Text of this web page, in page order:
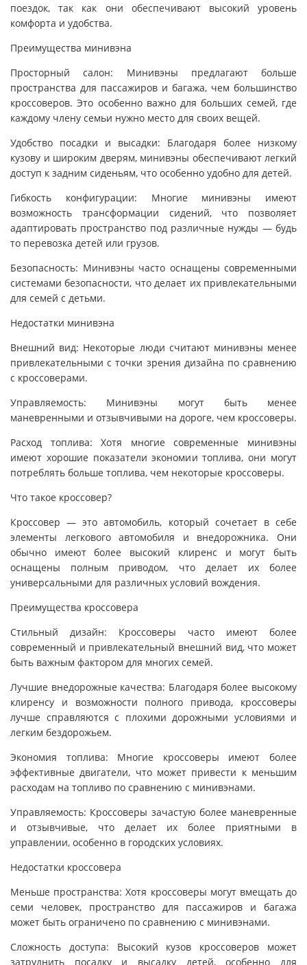
поездок, так как они обеспечивают высокий уровень
комфорта и удобства.
Преимущества минивэна
Просторный салон: Минивэны предлагают больше
пространства для пассажиров и багажа, чем большинство
кроссоверов. Это особенно важно для больших семей, где
каждому члену семьи нужно место для своих вещей.
Удобство посадки и высадки: Благодаря более низкому
кузову и широким дверям, минивэны обеспечивают легкий
доступ к задним сиденьям, что особенно удобно для детей.
Гибкость конфигурации: Многие минивэны имеют
возможность трансформации сидений, что позволяет
адаптировать пространство под различные нужды — будь
то перевозка детей или грузов.
Безопасность: Минивэны часто оснащены современными
системами безопасности, что делает их привлекательными
для семей с детьми.
Недостатки минивэна
Внешний вид: Некоторые люди считают минивэны менее
привлекательными с точки зрения дизайна по сравнению
с кроссоверами.
Управляемость: Минивэны могут быть менее
маневренными и отзывчивыми на дороге, чем кроссоверы.
Расход топлива: Хотя многие современные минивэны
имеют хорошие показатели экономии топлива, они могут
потреблять больше топлива, чем некоторые кроссоверы.
Что такое кроссовер?
Кроссовер — это автомобиль, который сочетает в себе
элементы легкового автомобиля и внедорожника. Они
обычно имеют более высокий клиренс и могут быть
оснащены полным приводом, что делает их более
универсальными для различных условий вождения.
Преимущества кроссовера
Стильный дизайн: Кроссоверы часто имеют более
современный и привлекательный внешний вид, что может
быть важным фактором для многих семей.
Лучшие внедорожные качества: Благодаря более высокому
клиренсу и возможности полного привода, кроссоверы
лучше справляются с плохими дорожными условиями и
легким бездорожьем.
Экономия топлива: Многие кроссоверы имеют более
эффективные двигатели, что может привести к меньшим
расходам на топливо по сравнению с минивэнами.
Управляемость: Кроссоверы зачастую более маневренные
и отзывчивые, что делает их более приятными в
управлении, особенно в городских условиях.
Недостатки кроссовера
Меньше пространства: Хотя кроссоверы могут вмещать до
семи человек, пространство для пассажиров и багажа
может быть ограничено по сравнению с минивэнами.
Сложность доступа: Высокий кузов кроссоверов может
затруднить посадку и высадку детей, особенно для